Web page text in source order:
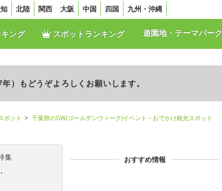
北陸 関西 大阪 中国 四国 九州・沖縄
ング スポットランキング 遊園地・テーマパーク
）もどうぞよろしくお願いします。
ポット
千葉県のGW(ゴールデンウィーク)イベント・おでかけ観光スポット
集
・
おすすめ情報